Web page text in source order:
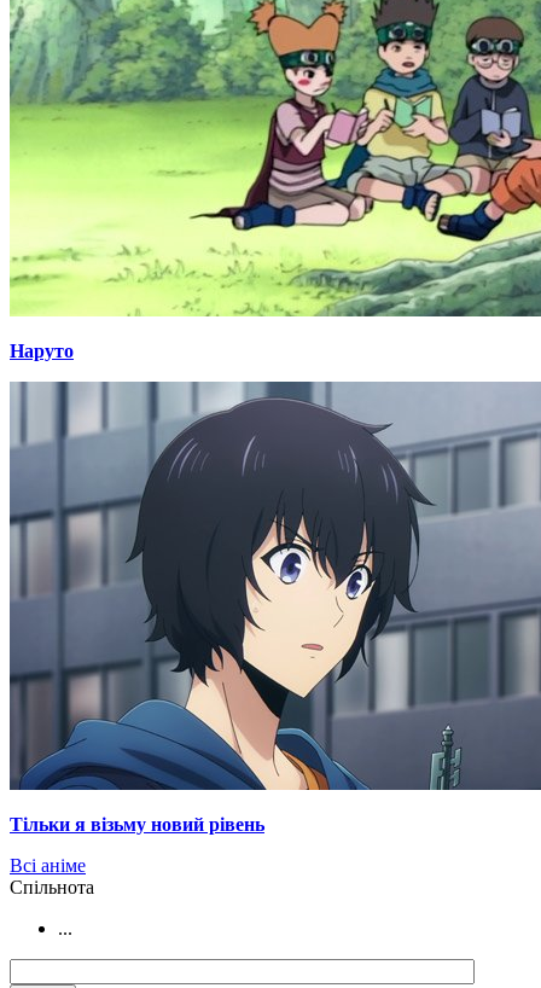
Наруто
Тільки я візьму новий рівень
Всі аніме
Cпільнота
...